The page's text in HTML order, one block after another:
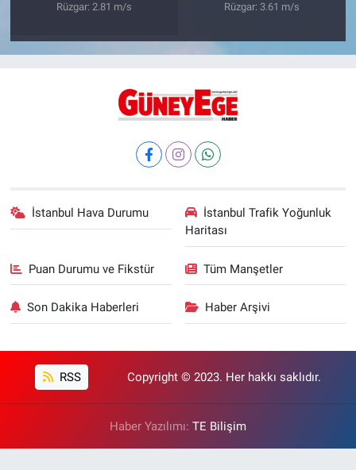
Rüzgar: 2.81 m/s
Rüzgar: 3.61 m/s
İstanbul Hava Durumu
İstanbul Trafik Yoğunluk
Haritası
Puan Durumu ve Fikstür Tüm Manşetler
Son Dakika Haberleri Haber Arşivi
RSS Copyright © 2023. Her hakkı saklıdır.
Haber Yazılımı: TE Bilişim